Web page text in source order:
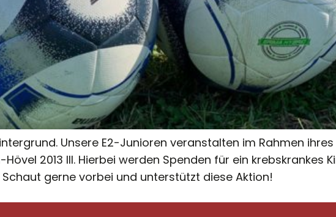
Unsere E2-Junioren veranstalten im Rahmen
2013 III. Hierbei werden Spenden für ein krebskrankes
gerne vorbei und unterstützt diese Aktion!